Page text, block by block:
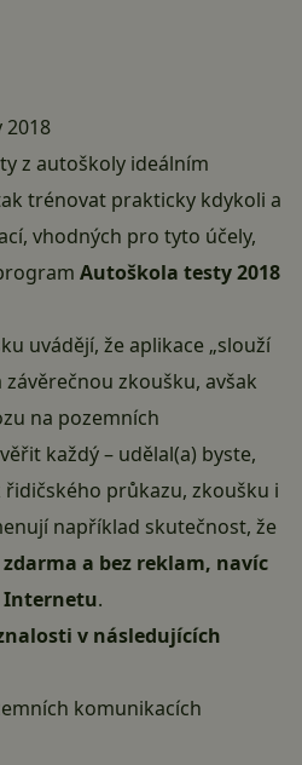
2018
z autoškoly ideálním
trénovat prakticky kdykoli a
, vhodných pro tyto účely,
Autoškola testy 2018
uvádějí, že aplikace „slouží
zkoušku, avšak
na pozemních
každý – udělal(a) byste,
průkazu, zkoušku i
například skutečnost, že
a bez reklam, navíc
Internetu.
v následujících
komunikacích